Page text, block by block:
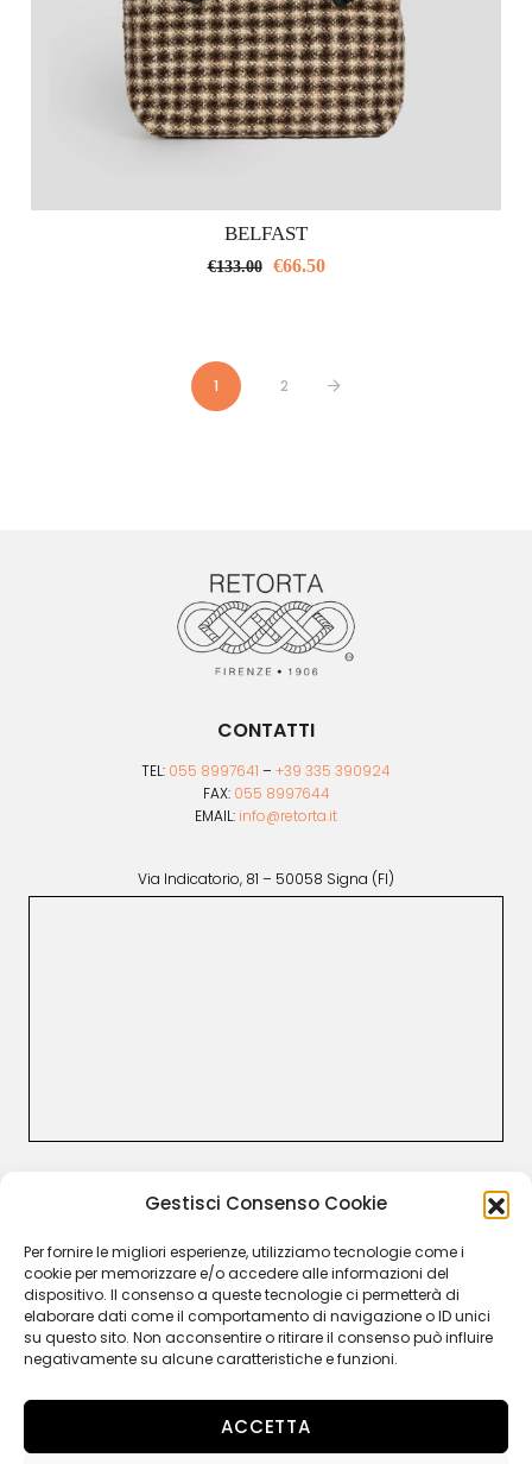
Gestisci Consenso Cookie
Per fornire le migliori esperienze, utilizziamo tecnologie come i
cookie per memorizzare e/o accedere alle informazioni del
dispositivo. Il consenso a queste tecnologie ci permetterà di
elaborare dati come il comportamento di navigazione o ID unici
su questo sito. Non acconsentire o ritirare il consenso può influire
negativamente su alcune caratteristiche e funzioni.
ACCETTA
BELFAST
€133.00 €66.50
1 2
CONTATTI
TEL: 055 8997641 – +39 335 390924
FAX: 055 8997644
EMAIL: info@retorta.it
Via Indicatorio, 81 – 50058 Signa (FI)
CUSTOMER CARE
Resi e rimborsi
Recesso
Garanzia Legale
Privacy Policy
Cookie Policy
FOLLOW US